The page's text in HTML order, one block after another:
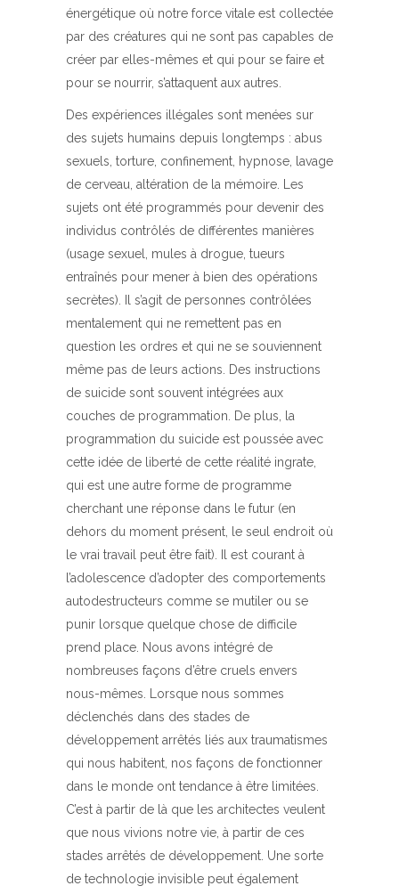
énergétique où notre force vitale est collectée
par des créatures qui ne sont pas capables de
créer par elles-mêmes et qui pour se faire et
pour se nourrir, s’attaquent aux autres.
Des expériences illégales sont menées sur
des sujets humains depuis longtemps : abus
sexuels, torture, confinement, hypnose, lavage
de cerveau, altération de la mémoire. Les
sujets ont été programmés pour devenir des
individus contrôlés de différentes manières
(usage sexuel, mules à drogue, tueurs
entraînés pour mener à bien des opérations
secrètes). Il s’agit de personnes contrôlées
mentalement qui ne remettent pas en
question les ordres et qui ne se souviennent
même pas de leurs actions. Des instructions
de suicide sont souvent intégrées aux
couches de programmation. De plus, la
programmation du suicide est poussée avec
cette idée de liberté de cette réalité ingrate,
qui est une autre forme de programme
cherchant une réponse dans le futur (en
dehors du moment présent, le seul endroit où
le vrai travail peut être fait). Il est courant à
l’adolescence d’adopter des comportements
autodestructeurs comme se mutiler ou se
punir lorsque quelque chose de difficile
prend place. Nous avons intégré de
nombreuses façons d’être cruels envers
nous-mêmes. Lorsque nous sommes
déclenchés dans des stades de
développement arrêtés liés aux traumatismes
qui nous habitent, nos façons de fonctionner
dans le monde ont tendance à être limitées.
C’est à partir de là que les architectes veulent
que nous vivions notre vie, à partir de ces
stades arrêtés de développement. Une sorte
de technologie invisible peut également